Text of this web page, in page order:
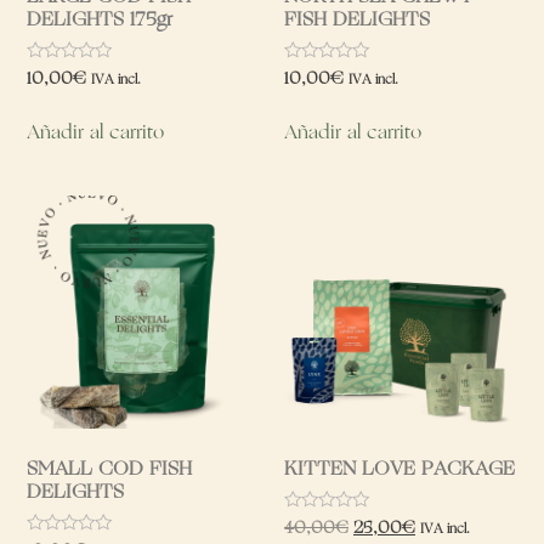
DELIGHTS 175gr
Valorado
con
5
10,00€ IVA incl.
Añadir al carrito
FISH DELIGHTS
Valorado
con
5
10,00€ IVA incl.
Añadir al carrito
SMALL COD FISH
DELIGHTS
KITTEN LOVE PACKAGE
Valorado
con
40,00€ 25,00€ IVA incl.